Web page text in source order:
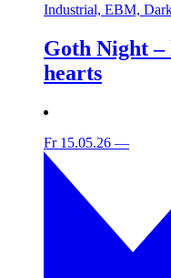
Industrial, EBM,
Goth Night –
hearts
Fr 15.05.26 —